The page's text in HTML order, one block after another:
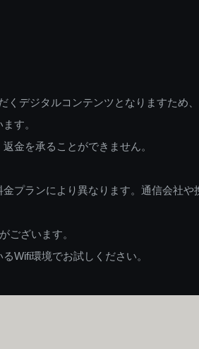
デジタルコンテンツとなりますため、
す。
金を承ることができません。
プランにより異なります。通信会社
ございます。
Wifi環境でお試しください。